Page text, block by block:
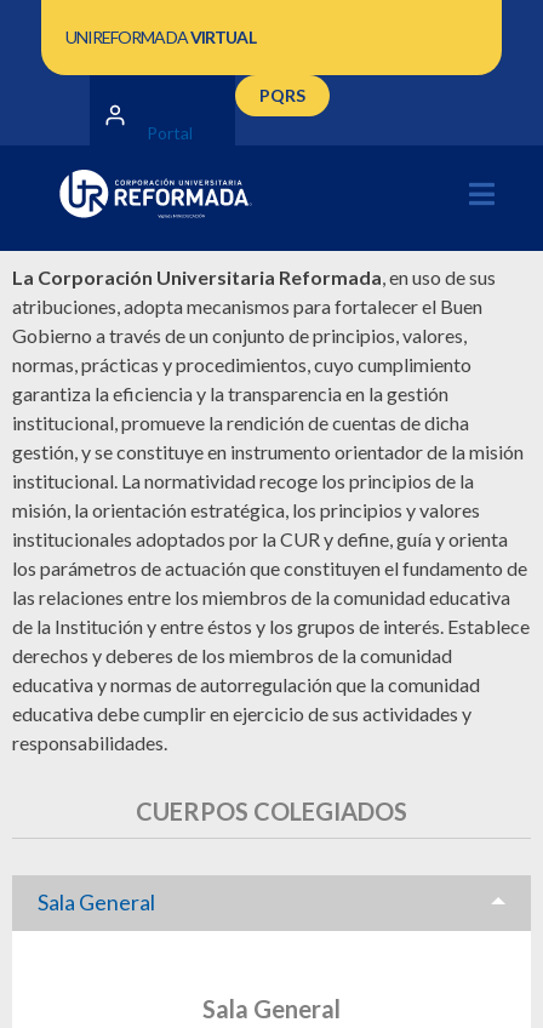
UNIREFORMADAVIRTUAL
Portal
PQRS
La Corporación Universitaria Reformada, en uso de sus
atribuciones, adopta mecanismos para fortalecer el Buen
Gobierno a través de un conjunto de principios, valores,
normas, prácticas y procedimientos, cuyo cumplimiento
garantiza la eficiencia y la transparencia en la gestión
institucional, promueve la rendición de cuentas de dicha
gestión, y se constituye en instrumento orientador de la misión
institucional. La normatividad recoge los principios de la
misión, la orientación estratégica, los principios y valores
institucionales adoptados por la CUR y define, guía y orienta
los parámetros de actuación que constituyen el fundamento de
las relaciones entre los miembros de la comunidad educativa
de la Institución y entre éstos y los grupos de interés. Establece
derechos y deberes de los miembros de la comunidad
educativa y normas de autorregulación que la comunidad
educativa debe cumplir en ejercicio de sus actividades y
responsabilidades.
CUERPOS COLEGIADOS
Sala General
Sala General